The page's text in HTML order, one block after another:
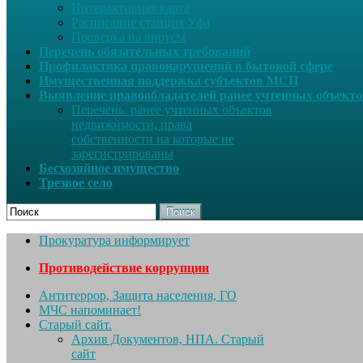
Интерактивная карта
Расписание станция Уфа
Проверка на вирусы
Перечень обязательных требований
Профилактика правонарушений в бытовой сфере
Имущественная поддержка субъектов МСП
Выявление правообладателей ранее учтенных
Перечень ранее учтенных объектов
недвижимости, права
собственности на которые не
зарегистрированы
Бесхозяйное имущество
Трезвое село
Поиск
Прокуратура информирует
Противодействие коррупции
Антитеррор, Защита населения, ГО
МЧС напоминает!
Старый сайт.
Архив Документов, НПА. Старый
сайт